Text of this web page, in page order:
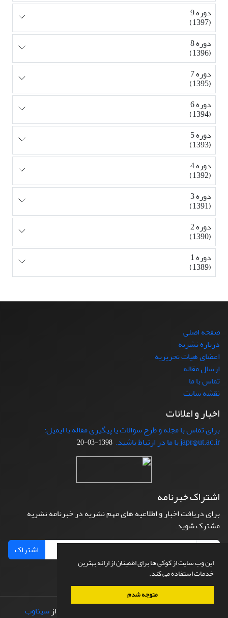
این وب سایت از کوکی ها برای اطمینان از ارائه بهترین
خدمات استفاده می کند.
متوجه شدم
دوره 9
(1397)
دوره 8
(1396)
دوره 7
(1395)
دوره 6
(1394)
دوره 5
(1393)
دوره 4
(1392)
دوره 3
(1391)
دوره 2
(1390)
دوره 1
(1389)
صفحه اصلی
درباره نشریه
اعضای هیات تحریریه
ارسال مقاله
تماس با ما
نقشه سایت
اخبار و اعلانات
برای تماس با مجله و طرح سوالات یا پیگیری مقاله با ایمیل:
japr@ut.ac.ir با ما در ارتباط باشید.
1398-03-20
اشتراک خبرنامه
برای دریافت اخبار و اطلاعیه های مهم نشریه در خبرنامه نشریه
مشترک شوید.
اشتراک
طراحی و پیاده سازی از سیناوب